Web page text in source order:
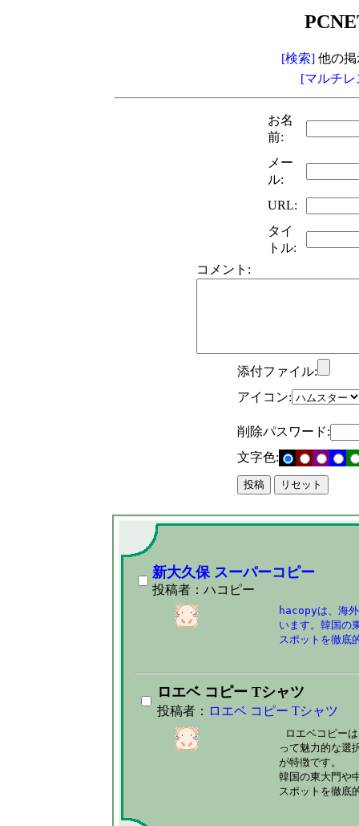
[検索] 他の
[マルチ
お名
前:
メー
ル:
URL:
タイ
トル:
コメント:
添付ファイル:
アイコン:
削除パスワード:
文字色:
新大久保 スーパーコピー
投稿者：ハコピー
hacopyは、海
います。韓国の
スポットを徹底
ロエベ コピー Tシャツ
投稿者： ロエベ コピー Tシャツ
ロエベコピー
って魅力的な選
が特徴です。
韓国の東大門や
スポットを徹底